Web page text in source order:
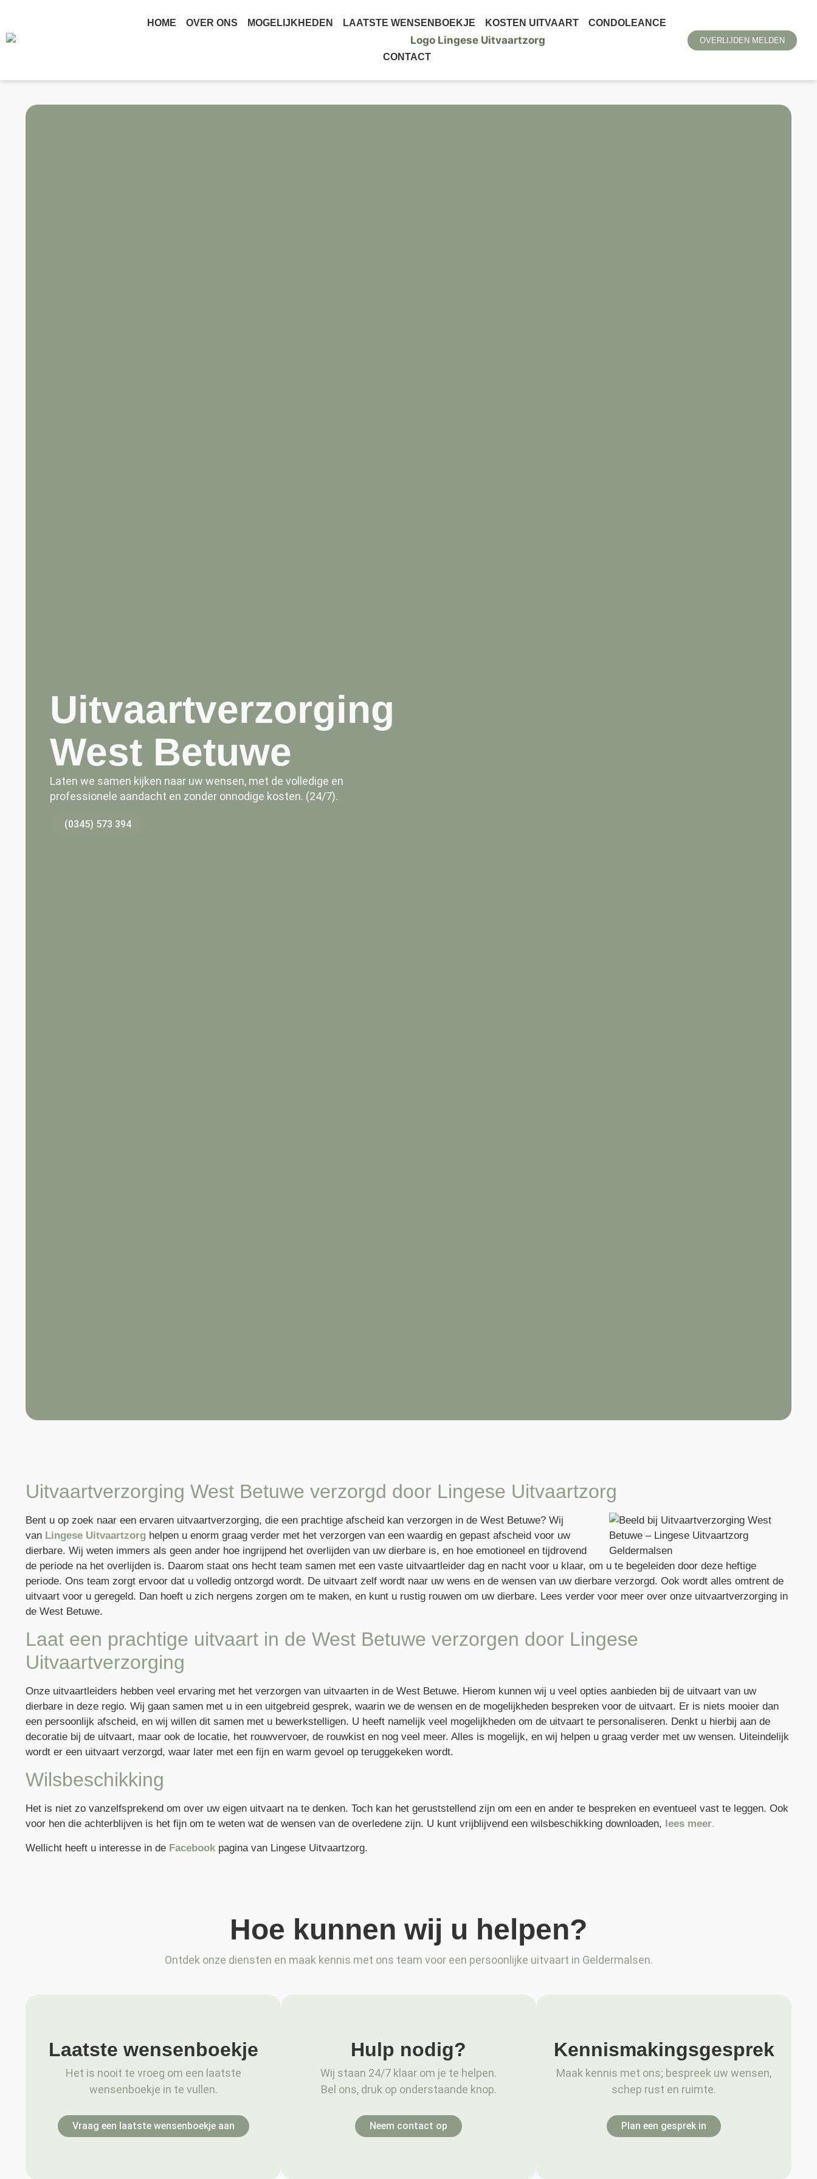
HOME OVER ONS MOGELIJKHEDEN LAATSTE WENSENBOEKJE KOSTEN UITVAART CONDOLEANCE
CONTACT
OVERLIJDEN MELDEN
Uitvaartverzorging
West Betuwe
Laten we samen kijken naar uw wensen, met de volledige en
professionele aandacht en zonder onnodige kosten. (24/7).
(0345) 573 394
Uitvaartverzorging West Betuwe verzorgd door Lingese Uitvaartzorg
Bent u op zoek naar een ervaren uitvaartverzorging, die een prachtige afscheid kan verzorgen in de West Betuwe? Wij
van Lingese Uitvaartzorg helpen u enorm graag verder met het verzorgen van een waardig en gepast afscheid voor uw
dierbare. Wij weten immers als geen ander hoe ingrijpend het overlijden van uw dierbare is, en hoe emotioneel en tijdrovend
de periode na het overlijden is. Daarom staat ons hecht team samen met een vaste uitvaartleider dag en nacht voor u klaar, om u te begeleiden door deze heftige
periode. Ons team zorgt ervoor dat u volledig ontzorgd wordt. De uitvaart zelf wordt naar uw wens en de wensen van uw dierbare verzorgd. Ook wordt alles omtrent de
uitvaart voor u geregeld. Dan hoeft u zich nergens zorgen om te maken, en kunt u rustig rouwen om uw dierbare. Lees verder voor meer over onze uitvaartverzorging in
de West Betuwe.
Laat een prachtige uitvaart in de West Betuwe verzorgen door Lingese
Uitvaartverzorging
Onze uitvaartleiders hebben veel ervaring met het verzorgen van uitvaarten in de West Betuwe. Hierom kunnen wij u veel opties aanbieden bij de uitvaart van uw
dierbare in deze regio. Wij gaan samen met u in een uitgebreid gesprek, waarin we de wensen en de mogelijkheden bespreken voor de uitvaart. Er is niets mooier dan
een persoonlijk afscheid, en wij willen dit samen met u bewerkstelligen. U heeft namelijk veel mogelijkheden om de uitvaart te personaliseren. Denkt u hierbij aan de
decoratie bij de uitvaart, maar ook de locatie, het rouwvervoer, de rouwkist en nog veel meer. Alles is mogelijk, en wij helpen u graag verder met uw wensen. Uiteindelijk
wordt er een uitvaart verzorgd, waar later met een fijn en warm gevoel op teruggekeken wordt.
Wilsbeschikking
Het is niet zo vanzelfsprekend om over uw eigen uitvaart na te denken. Toch kan het geruststellend zijn om een en ander te bespreken en eventueel vast te leggen. Ook
voor hen die achterblijven is het fijn om te weten wat de wensen van de overledene zijn. U kunt vrijblijvend een wilsbeschikking downloaden, lees meer.
Wellicht heeft u interesse in de Facebook pagina van Lingese Uitvaartzorg.
Hoe kunnen wij u helpen?
Ontdek onze diensten en maak kennis met ons team voor een persoonlijke uitvaart in Geldermalsen.
Laatste wensenboekje
Het is nooit te vroeg om een laatste
wensenboekje in te vullen.
Vraag een laatste wensenboekje aan
Hulp nodig?
Wij staan 24/7 klaar om je te helpen.
Bel ons, druk op onderstaande knop.
Neem contact op
Kennismakingsgesprek
Maak kennis met ons; bespreek uw wensen,
schep rust en ruimte.
Plan een gesprek in